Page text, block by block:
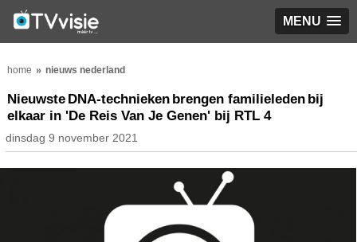
MENU
home nieuws nederland
Nieuwste DNA-technieken brengen familieleden bij
elkaar in 'De Reis Van Je Genen' bij RTL 4
dinsdag 9 november 2021